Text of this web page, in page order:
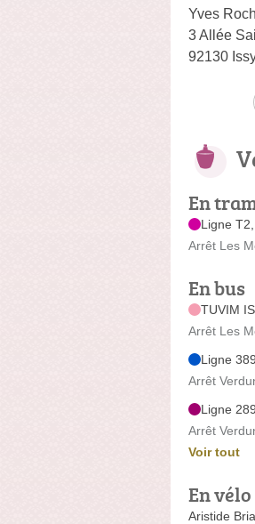
Yves
3 Allée
92130
En
Ligne
Arrêt Les
En bus
TUVIM
Arrêt Les
Ligne
Arrêt
Ligne
Arrêt
Voir tout
En vélo
Aristide